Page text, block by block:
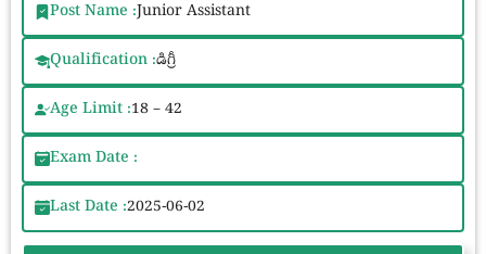
Post Name :Junior Assistant
Qualification :డిగ్రీ
Age Limit :18 – 42
Exam Date :
Last Date :2025-06-02